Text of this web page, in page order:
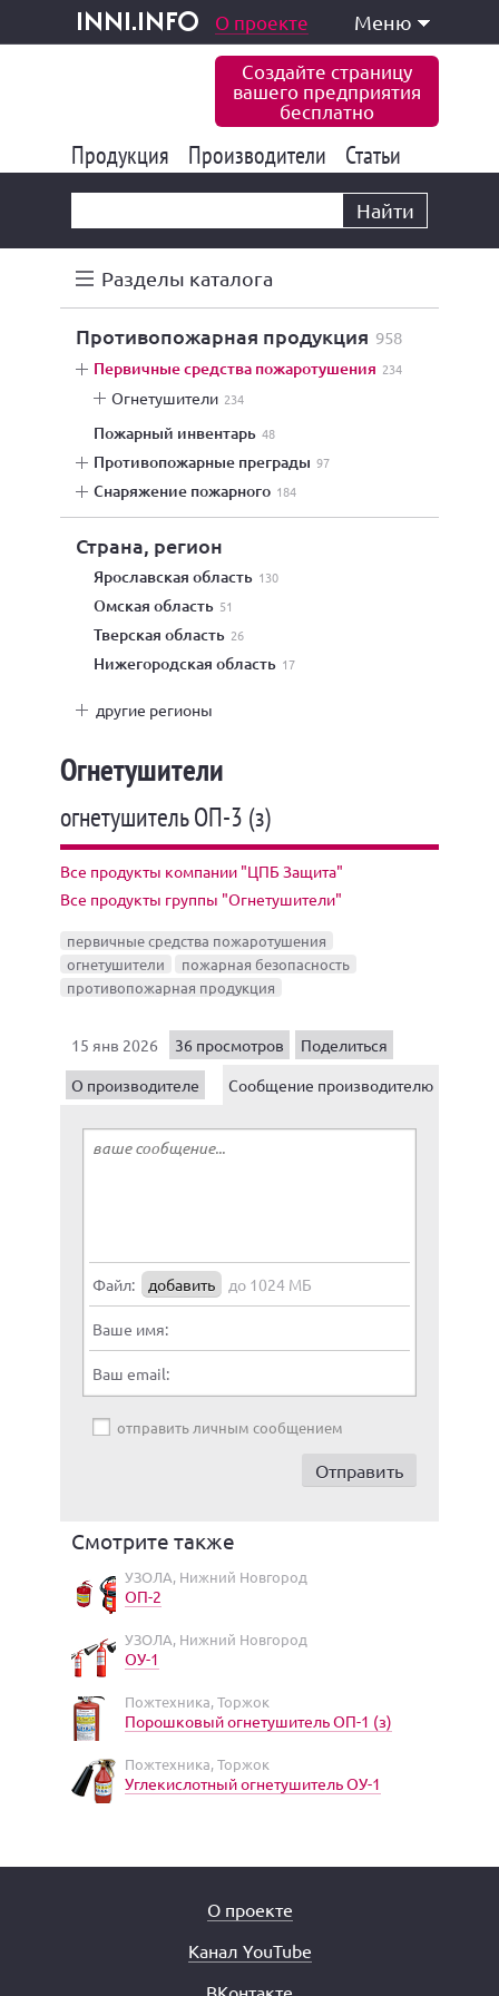
inni.info
и услуги О проекте Меню
Создайте страницу
вашего предприятия
бесплатно
Продукция 177 839
Производители 6 773
Статьи
Найти
Разделы каталога
противопожарная продукция 958
первичные средства пожаротушения 234
огнетушители 234
пожарный инвентарь 48
противопожарные преграды 97
снаряжение пожарного 184
Страна, регион
Ярославская область 130
Омская область 51
Тверская область 26
Нижегородская область 17
другие регионы
Огнетушители
огнетушитель ОП-3 (з)
Все продукты компании "ЦПБ Защита"
Все продукты группы "Огнетушители"
первичные средства пожаротушения
огнетушители
пожарная безопасность
противопожарная продукция
15 янв 2026 36 просмотров
Поделиться
О производителе
Сообщение производителю
Файл: добавить до 1024 МБ
Ваше имя:
Ваш email:
отправить личным сообщением
Смотрите также
УЗОЛА, Нижний Новгород
ОП-2
УЗОЛА, Нижний Новгород
ОУ-1
Пожтехника, Торжок
Порошковый огнетушитель ОП-1 (з)
Пожтехника, Торжок
Углекислотный огнетушитель ОУ-1
О проекте
Канал YouTube
ВКонтакте